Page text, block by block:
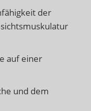
der
auf einer
und dem